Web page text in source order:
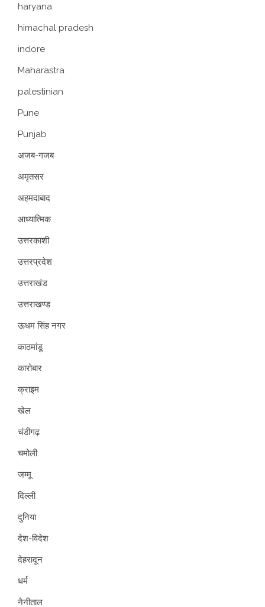
haryana
himachal pradesh
indore
Maharastra
palestinian
Pune
Punjab
अजब-गजब
अमृतसर
अहमदाबाद
आध्यात्मिक
उत्तरकाशी
उत्तरप्रदेश
उत्तराखंड
उत्तराखण्ड
ऊधम सिंह नगर
काठमांडू
कारोबार
क्राइम
खेल
चंडीगढ़
चमोली
जम्मू
दिल्ली
दुनिया
देश-विदेश
देहरादून
धर्म
नैनीताल